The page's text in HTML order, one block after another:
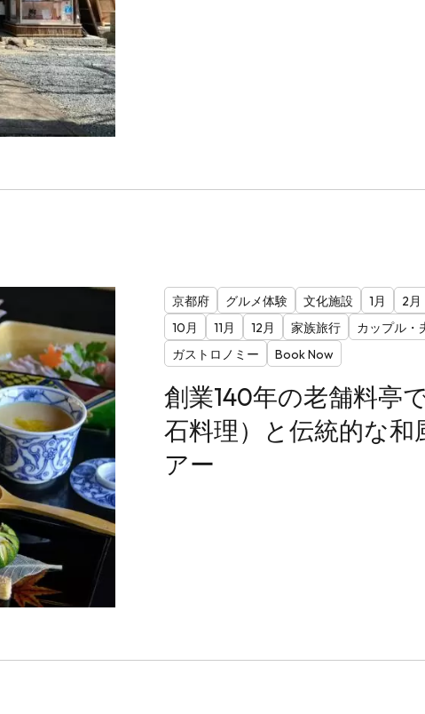
京都府 グルメ体験 文化施設 1月 2月
10月
11月 12月 家族旅行 カップル・
ガストロノミー
Book Now
創業140年の老舗料亭
石料理）と伝統的な和
アー